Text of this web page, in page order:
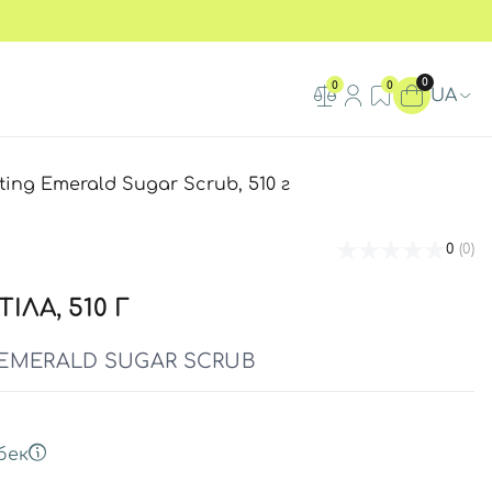
0 0 0
UA
Emerald Sugar Scrub, 510 г
0 (0)
510 Г
SUGAR SCRUB